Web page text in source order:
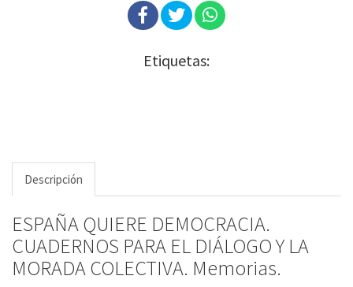
Etiquetas:
Descripción
ESPAÑA QUIERE DEMOCRACIA.
CUADERNOS PARA EL DIÁLOGO Y LA
MORADA COLECTIVA. Memorias.